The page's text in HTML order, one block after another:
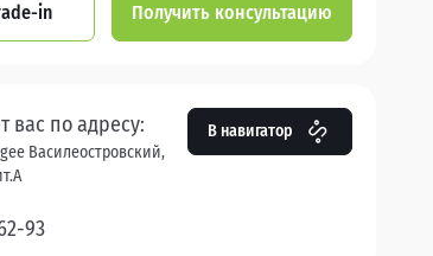
in Получить консультацию
вас по адресу:
Василеостровский,
В навигатор
93